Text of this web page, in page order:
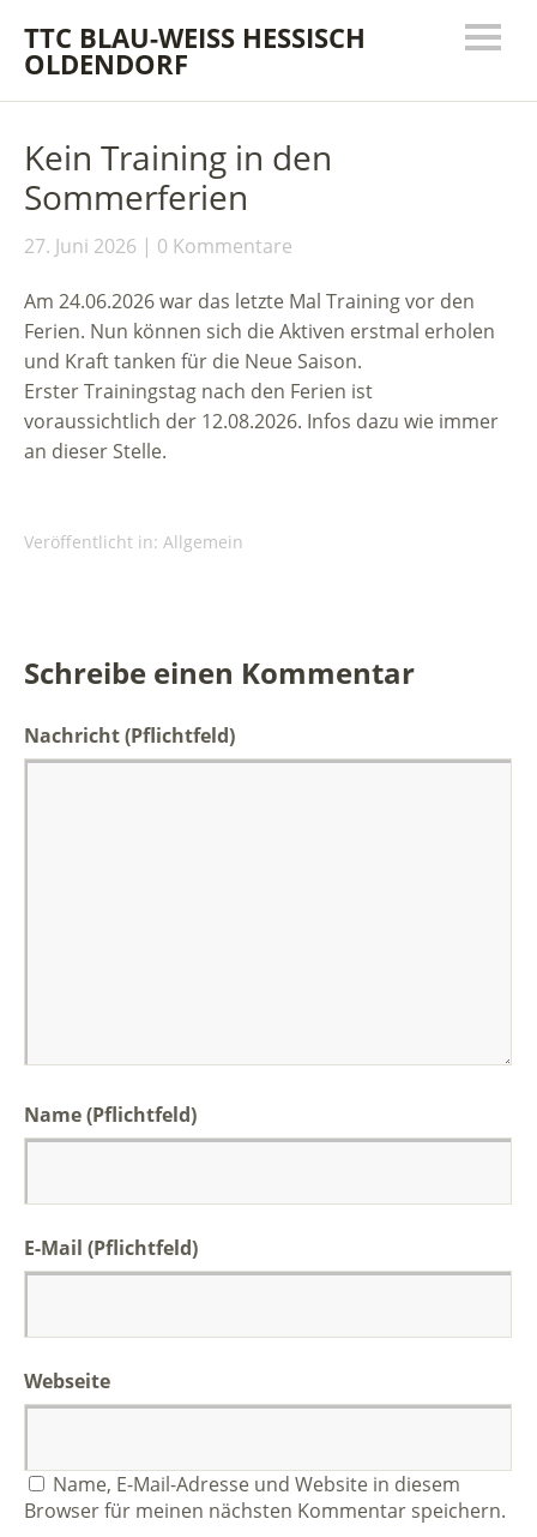
TTC BLAU-WEISS HESSISCH
OLDENDORF
Kein Training in den
Sommerferien
27. Juni 2026 0 Kommentare
Am 24.06.2026 war das letzte Mal Training vor den
Ferien. Nun können sich die Aktiven erstmal erholen
und Kraft tanken für die Neue Saison.
Erster Trainingstag nach den Ferien ist
voraussichtlich der 12.08.2026. Infos dazu wie immer
an dieser Stelle.
Veröffentlicht in: Allgemein
Schreibe einen Kommentar
Nachricht(Pflichtfeld)
Name(Pflichtfeld)
E-Mail (Pflichtfeld)
Webseite
Name, E-Mail-Adresse und Website in diesem
Browser für meinen nächsten Kommentar speichern.